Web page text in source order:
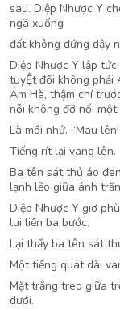
sau. Diệp Nhược Y
ngã xuống
đất không đứng dậy
Diệp Nhược Y lập
tuyỆt đối không phải
Ám Hà, thậm chí
nỗi không đỡ nổi một
Là mồi nhử. “Mau
Tiếng rít lại vang lên.
Ba tên sát thủ áo
lạnh lẽo giữa ánh
Diệp Nhược Y giơ
lui liền ba bước.
Lại thấy ba tên sát
Một tiếng quát dài
Mặt trăng treo giữa
dưới.